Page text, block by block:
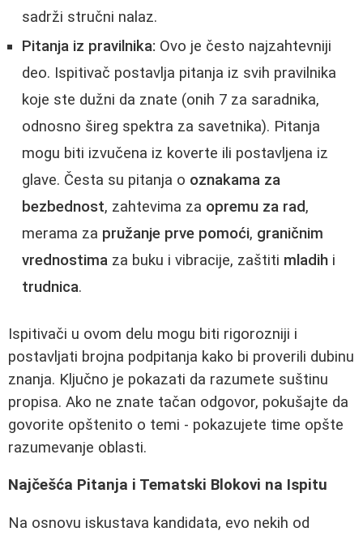
sadrži stručni nalaz.
Pitanja iz pravilnika: Ovo je često najzahtevniji
deo. Ispitivač postavlja pitanja iz svih pravilnika
koje ste dužni da znate (onih 7 za saradnika,
odnosno šireg spektra za savetnika). Pitanja
mogu biti izvučena iz koverte ili postavljena iz
glave. Česta su pitanja o oznakama za
bezbednost, zahtevima za opremu za rad,
merama za pružanje prve pomoći, graničnim
vrednostima za buku i vibracije, zaštiti mladih i
trudnica.
Ispitivači u ovom delu mogu biti rigorozniji i
postavljati brojna podpitanja kako bi proverili dubinu
znanja. Ključno je pokazati da razumete suštinu
propisa. Ako ne znate tačan odgovor, pokušajte da
govorite opštenito o temi - pokazujete time opšte
razumevanje oblasti.
Najčešća Pitanja i Tematski Blokovi na Ispitu
Na osnovu iskustava kandidata, evo nekih od